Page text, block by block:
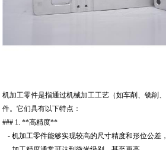
机加工零件是指通过机械加工工艺（如车削、铣削
件。它们具有以下特点：
### 1. **高精度**
- 机加工零件能够实现较高的尺寸精度和形位公差